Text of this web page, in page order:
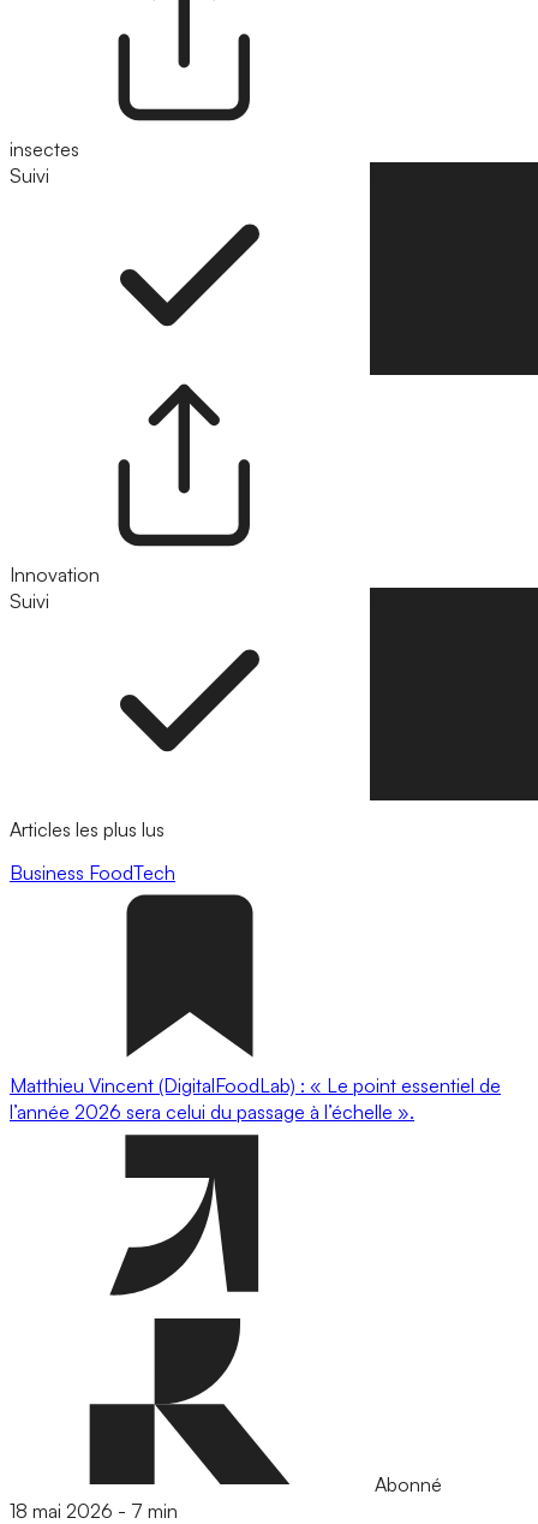
insectes
Suivi
Innovation
Suivi
Articles les plus lus
Business FoodTech
Matthieu Vincent (DigitalFoodLab) : « Le point essentiel de
l’année 2026 sera celui du passage à l’échelle ».
Abonné
18 mai 2026 - 7 min